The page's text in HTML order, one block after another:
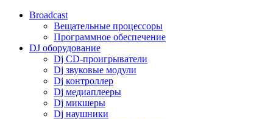
Broadcast
Вещательные процессоры
Программное обеспечение
DJ оборудование
Dj CD-проигрыватели
Dj звуковые модули
Dj контроллер
Dj медиаплееры
Dj микшеры
Dj наушники